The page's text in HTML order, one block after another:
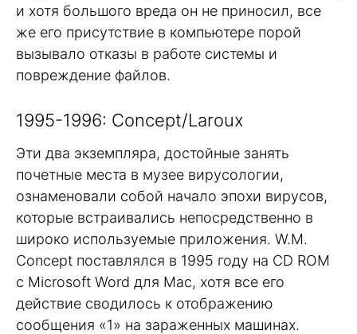
и хотя большого вреда он не приносил, все
же его присутствие в компьютере порой
вызывало отказы в работе системы и
повреждение файлов.
1995-1996: Concept/Laroux
Эти два экземпляра, достойные занять
почетные места в музее вирусологии,
ознаменовали собой начало эпохи вирусов,
которые встраивались непосредственно в
широко используемые приложения. W.M.
Concept поставлялся в 1995 году на CD ROM
c Microsoft Word для Mac, хотя все его
действие сводилось к отображению
сообщения «1» на зараженных машинах.